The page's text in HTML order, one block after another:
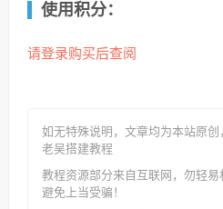
使用积分：
请登录购买后查阅
如无特殊说明，文章均为本站原创
老吴搭建教程
教程资源部分来自互联网，勿轻易
避免上当受骗！